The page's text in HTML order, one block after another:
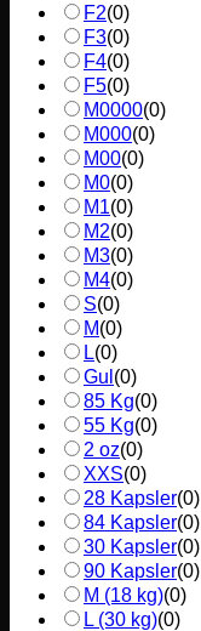
F2(0)
F3(0)
F4(0)
F5(0)
M0000(0)
M000(0)
M00(0)
M0(0)
M1(0)
M2(0)
M3(0)
M4(0)
S(0)
M(0)
L(0)
Gul (0)
85 Kg(0)
55 Kg(0)
2 oz(0)
XXS(0)
28 Kapsler(0)
84 Kapsler(0)
30 Kapsler(0)
90 Kapsler(0)
M (18 kg)(0)
L (30 kg)(0)